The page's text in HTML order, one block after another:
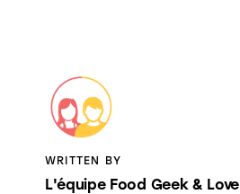
WRITTEN BY
L'équipe Food Geek & Love